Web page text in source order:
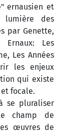
ernausien et
lumière des
par Genette,
Ernaux: Les
Les Années
les enjeux
qui existe
focale.
se pluraliser
champ de
œuvres de